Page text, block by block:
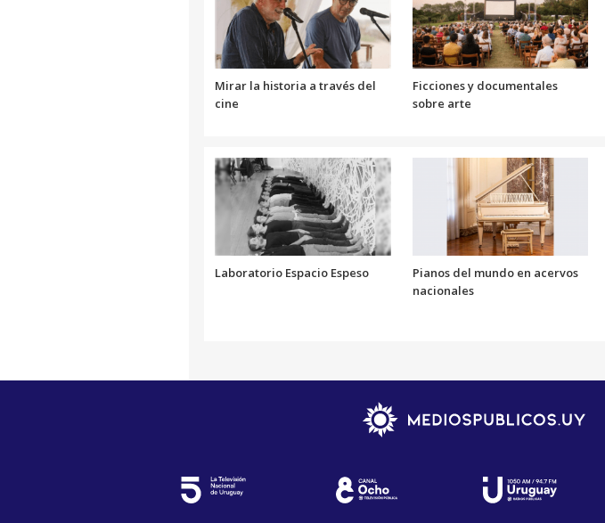
Mirar la historia a través del
cine
Ficciones y documentales
sobre arte
Laboratorio Espacio Espeso
Pianos del mundo en acervos
nacionales